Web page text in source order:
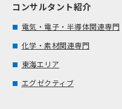
コンサルタント紹介
電気・電子・半導体関連専門
化学・素材関連専門
東海エリア
エグゼクティブ